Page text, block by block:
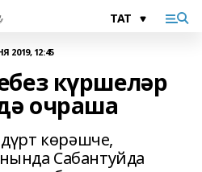
2019, 12:45
күршеләр
очраша
көрәшче,
Сабантуйда